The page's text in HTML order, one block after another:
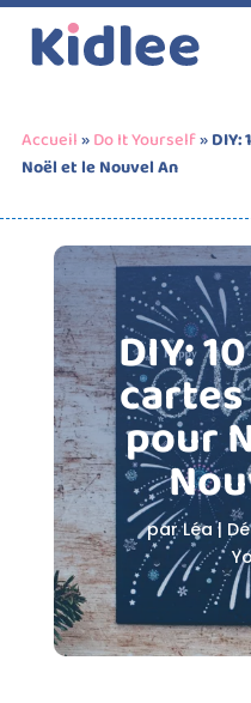
Accueil»Do It Yourself»
Noël et le Nouvel An
DIY:
pour
parLéa|